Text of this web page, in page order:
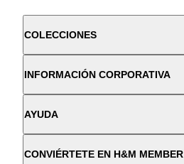
COLECCIONES
INFORMACIÓN CORPORATIVA
AYUDA
CONVIÉRTETE EN H&M MEMBER